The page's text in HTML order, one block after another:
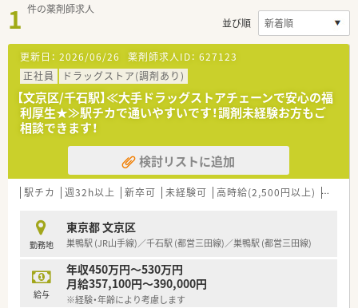
1 件の薬剤師求人
並び順
更新日： 2026/06/26 薬剤師求人ID： 627123
正社員
ドラッグストア(調剤あり)
【文京区/千石駅】≪大手ドラッグストアチェーンで安心の福
利厚生★≫駅チカで通いやすいです！調剤未経験お方もご
相談できます！
検討リストに追加
駅チカ 週32h以上 新卒可 未経験可 高時給(2,500円以上) 認定
勤務地
東京都 文京区
巣鴨駅 (JR山手線)／千石駅 (都営三田線)／巣鴨駅 (都営三田線)
給与
年収450万円～530万円
月給357,100円～390,000円
※経験・年齢により考慮します